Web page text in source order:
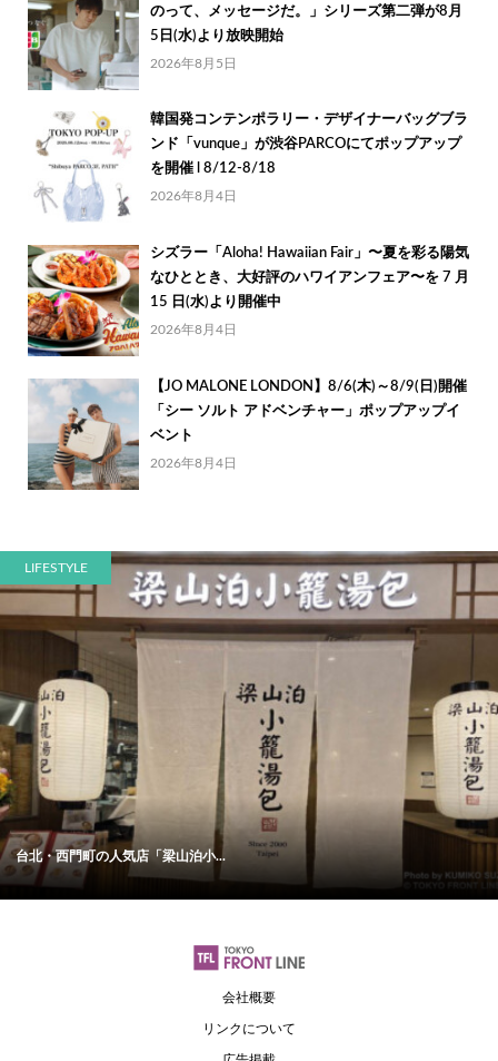
のって、メッセージだ。」シリーズ第二弾が8月
5日(水)より放映開始
2026年8月5日
韓国発コンテンポラリー・デザイナーバッグブラ
ンド「vunque」が渋谷PARCOにてポップアップ
を開催 l 8/12-8/18
2026年8月4日
シズラー「Aloha! Hawaiian Fair」〜夏を彩る陽気
なひととき、大好評のハワイアンフェア〜を 7 月
15 日(水)より開催中
2026年8月4日
【JO MALONE LONDON】8/6(木)～8/9(日)開催
「シー ソルト アドベンチャー」ポップアップイ
ベント
2026年8月4日
LIFESTYLE
台北・西門町の人気店「梁山泊小...
会社概要
リンクについて